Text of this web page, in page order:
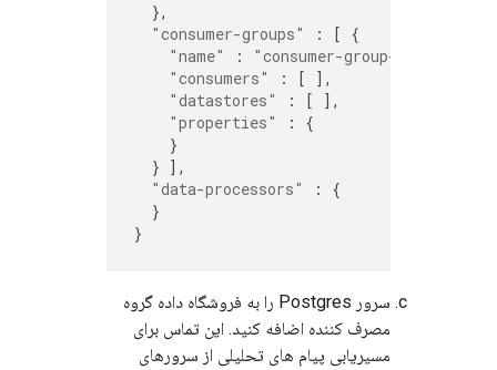
},
"consumer-groups"
: [ {
"name"
: "consumer-group-new"
"consumers"
: [
],
"datastores"
: [
],
"properties"
:
{
}
} ],
"data-processors"
:
{
}
}
سرور Postgres را به فروشگاه داده گروه
مصرف کننده اضافه کنید. این تماس برای
مسیریابی پیام های تحلیلی از سرورهای